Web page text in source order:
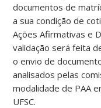
documentos de
a sua condição de
Ações Afirmativas e
validação será feita
o envio de
analisados pelas
modalidade de PAA
UFSC.